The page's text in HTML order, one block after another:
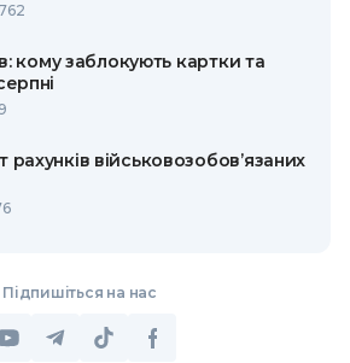
762
кому заблокують картки та
військовозобов’язаних
Підпишіться на нас